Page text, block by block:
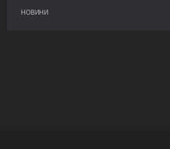
НОВИНИ